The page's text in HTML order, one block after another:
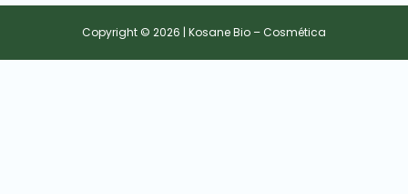
Copyright © 2026 | Kosane Bio – Cosmética